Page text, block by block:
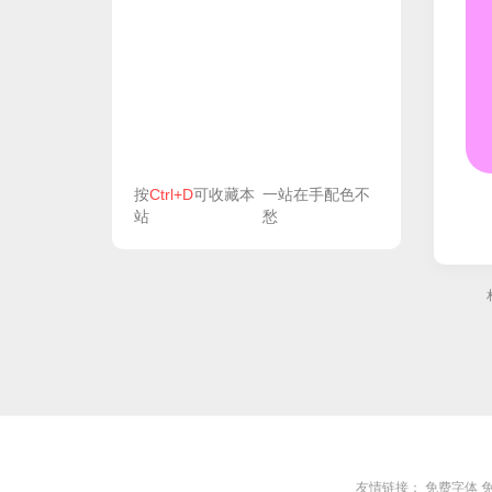
按Ctrl+D可收藏本
站
一站在手配色不
愁
友情链接： 免费字体